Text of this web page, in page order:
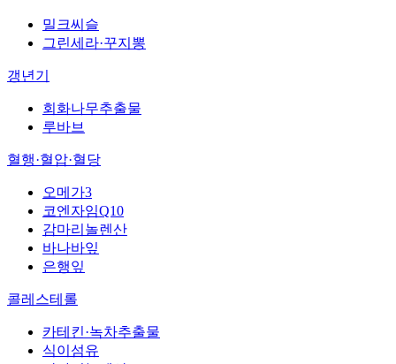
밀크씨슬
그린세라·꾸지뽕
갱년기
회화나무추출물
루바브
혈행·혈압·혈당
오메가3
코엔자임Q10
감마리놀렌산
바나바잎
은행잎
콜레스테롤
카테킨·녹차추출물
식이섬유